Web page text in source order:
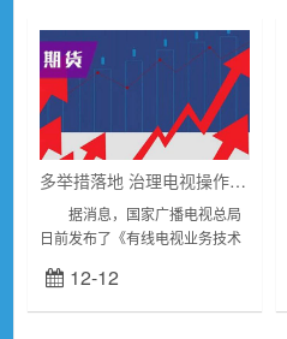
多举措落地 治理电视操作复杂和“套娃”收费
据消息，国家广播电视总局
日前发布了《有线电视业务技术
听行业标准的通知，要求有线电
视终端应提供“开机进入全屏直
12-12